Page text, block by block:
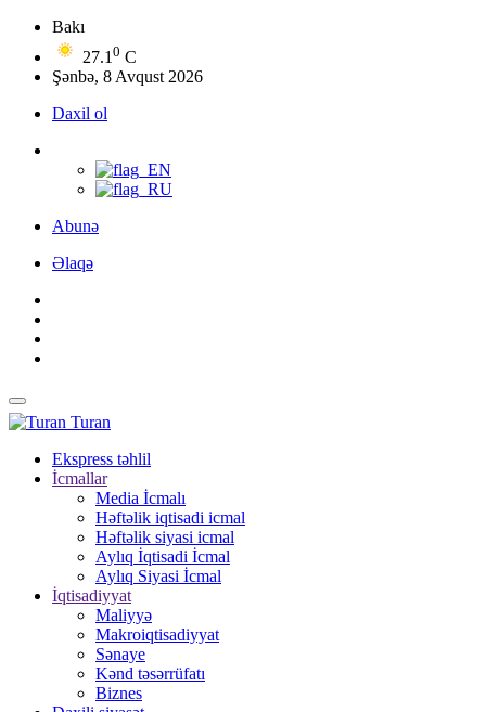
Bakı
27.1 0 C
Şənbə, 8 Avqust 2026
Daxil ol
Abunə
Əlaqə
Turan
Ekspress təhlil
İcmallar
Media İcmalı
Həftəlik iqtisadi icmal
Həftəlik siyasi icmal
Aylıq İqtisadi İcmal
Aylıq Siyasi İcmal
İqtisadiyyat
Maliyyə
Makroiqtisadiyyat
Sənaye
Kənd təsərrüfatı
Biznes